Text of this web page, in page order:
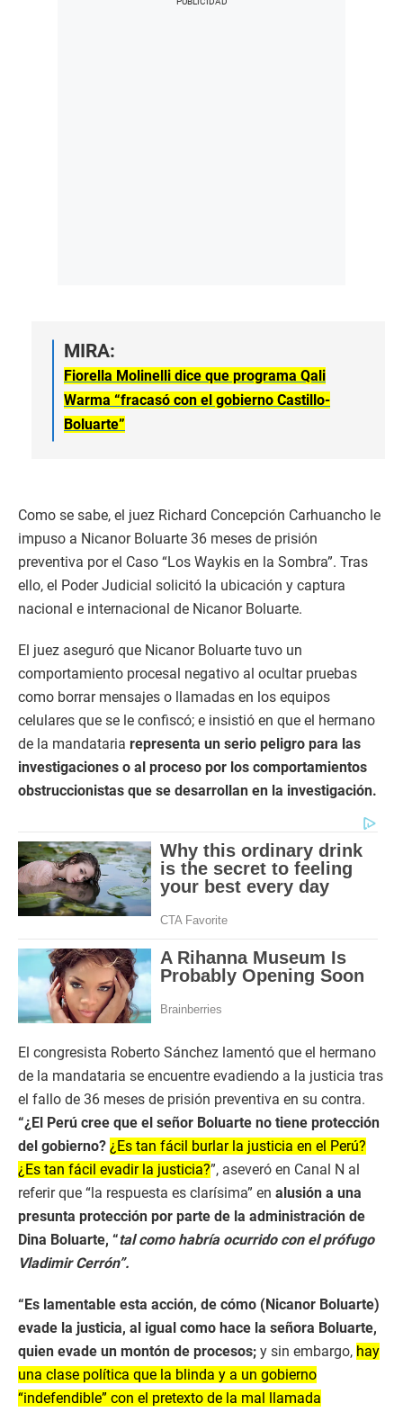
MIRA:
Fiorella Molinelli dice que programa Qali
Warma “fracasó con el gobierno Castillo-
Boluarte”
Como se sabe, el juez Richard Concepción Carhuancho le
impuso a Nicanor Boluarte 36 meses de prisión
preventiva por el Caso “Los Waykis en la Sombra”. Tras
ello, el Poder Judicial solicitó la ubicación y captura
nacional e internacional de Nicanor Boluarte.
El juez aseguró que Nicanor Boluarte tuvo un
comportamiento procesal negativo al ocultar pruebas
como borrar mensajes o llamadas en los equipos
celulares que se le confiscó; e insistió en que el hermano
de la mandataria representa un serio peligro para las
investigaciones o al proceso por los comportamientos
obstruccionistas que se desarrollan en la investigación.
El congresista Roberto Sánchez lamentó que el hermano
de la mandataria se encuentre evadiendo a la justicia tras
el fallo de 36 meses de prisión preventiva en su contra.
“¿El Perú cree que el señor Boluarte no tiene protección
del gobierno? ¿Es tan fácil burlar la justicia en el Perú?
¿Es tan fácil evadir la justicia?”, aseveró en Canal N al
referir que “la respuesta es clarísima” en alusión a una
presunta protección por parte de la administración de
Dina Boluarte, “tal como habría ocurrido con el prófugo
Vladimir Cerrón”.
“Es lamentable esta acción, de cómo (Nicanor Boluarte)
evade la justicia, al igual como hace la señora Boluarte,
quien evade un montón de procesos; y sin embargo, hay
una clase política que la blinda y a un gobierno
“indefendible” con el pretexto de la mal llamada